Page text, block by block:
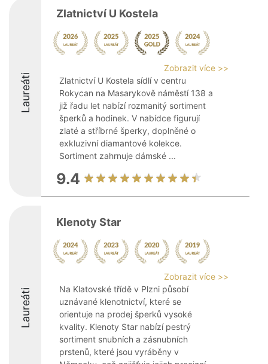
Laureáti
Zlatnictví U Kostela
Zobrazit více >>
Zlatnictví U Kostela sídlí v centru
Rokycan na Masarykově náměstí 138 a
již řadu let nabízí rozmanitý sortiment
šperků a hodinek. V nabídce figurují
zlaté a stříbrné šperky, doplněné o
exkluzivní diamantové kolekce.
Sortiment zahrnuje dámské ...
9.4
Laureáti
Klenoty Star
Zobrazit více >>
Na Klatovské třídě v Plzni působí
uznávané klenotnictví, které se
orientuje na prodej šperků vysoké
kvality. Klenoty Star nabízí pestrý
sortiment snubních a zásnubních
prstenů, které jsou vyráběny v